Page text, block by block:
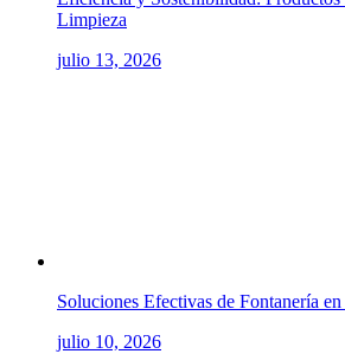
Limpieza
julio 13, 2026
Soluciones Efectivas de Fontanería
julio 10, 2026